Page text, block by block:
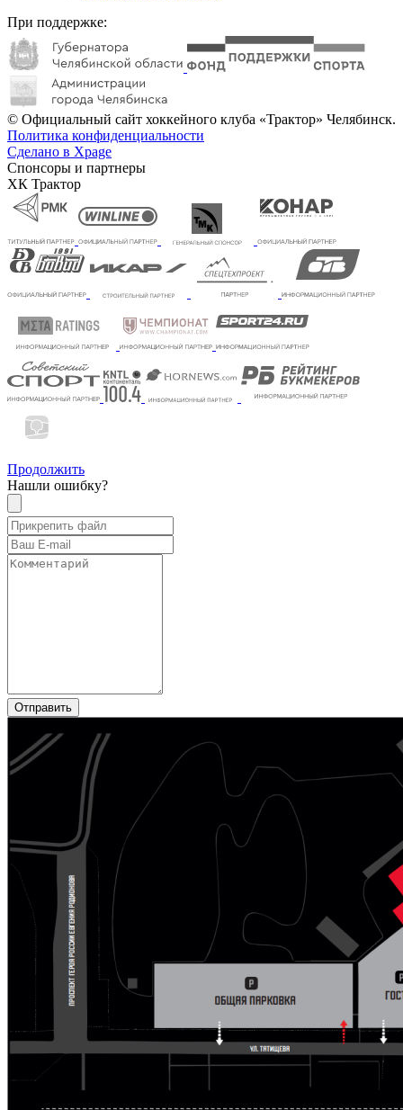
При поддержке:
© Официальный сайт хоккейного клуба «Трактор» Челябинск.
Политика конфиденциальности
Сделано в Xpage
Спонсоры и партнеры
ХК Трактор
Продолжить
Нашли ошибку?